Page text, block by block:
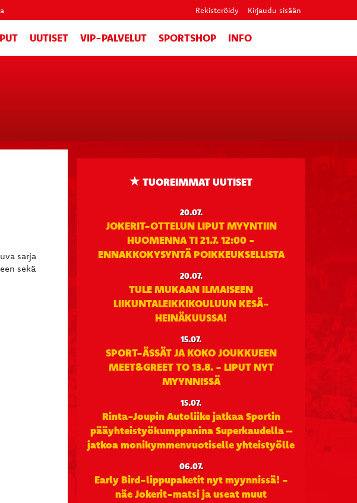
Rekisteröidy Kirjaudu sisään
UUTISET VIP-PALVELUT SPORTSHOP INFO
sarja
sekä
TUOREIMMAT UUTISET
20.07.
JOKERIT-OTTELUN LIPUT MYYNTIIN
HUOMENNA TI 21.7. 12:00 -
ENNAKKOKYSYNTÄ POIKKEUKSELLISTA
20.07.
TULE MUKAAN ILMAISEEN
LIIKUNTALEIKKIKOULUUN KESÄ-
HEINÄKUUSSA!
15.07.
SPORT-ÄSSÄT JA KOKO JOUKKUEEN
MEET&GREET TO 13.8. - LIPUT NYT
MYYNNISSÄ
15.07.
Rinta-Joupin Autoliike jatkaa Sportin
pääyhteistyökumppanina Superkaudella –
jatkoa monikymmenvuotiselle yhteistyölle
06.07.
Early Bird-lippupaketit nyt myynnissä! -
näe Jokerit-matsi ja useat muut